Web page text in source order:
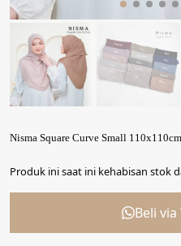
Nisma Square Curve Small 110x110cm
Produk ini saat ini kehabisan stok
Beli